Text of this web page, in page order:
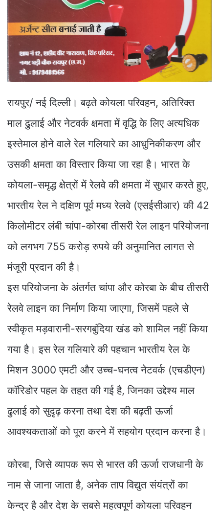
रायपुर/ नई दिल्ली। बढ़ते कोयला परिवहन, अतिरिक्त
माल ढुलाई और नेटवर्क क्षमता में वृद्धि के लिए अत्यधिक
इस्तेमाल होने वाले रेल गलियारे का आधुनिकीकरण और
उसकी क्षमता का विस्तार किया जा रहा है। भारत के
कोयला-समृद्ध क्षेत्रों में रेलवे की क्षमता में सुधार करते हुए,
भारतीय रेल ने दक्षिण पूर्व मध्य रेलवे (एसईसीआर) की 42
किलोमीटर लंबी चांपा-कोरबा तीसरी रेल लाइन परियोजना
को लगभग 755 करोड़ रुपये की अनुमानित लागत से
मंजूरी प्रदान की है।
इस परियोजना के अंतर्गत चांपा और कोरबा के बीच तीसरी
रेलवे लाइन का निर्माण किया जाएगा, जिसमें पहले से
स्वीकृत मड़वारानी-सरगबुंदिया खंड को शामिल नहीं किया
गया है। इस रेल गलियारे की पहचान भारतीय रेल के
मिशन 3000 एमटी और उच्च-घनत्व नेटवर्क (एचडीएन)
कॉरिडोर पहल के तहत की गई है, जिनका उद्देश्य माल
ढुलाई को सुदृढ़ करना तथा देश की बढ़ती ऊर्जा
आवश्यकताओं को पूरा करने में सहयोग प्रदान करना है।
कोरबा, जिसे व्यापक रूप से भारत की ऊर्जा राजधानी के
नाम से जाना जाता है, अनेक ताप विद्युत संयंत्रों का
केन्द्र है और देश के सबसे महत्वपूर्ण कोयला परिवहन